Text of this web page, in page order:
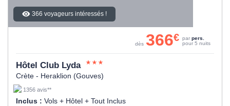
366 voyageurs intéressés !
Hôtel Club Lyda
Crète - Heraklion (Gouves)
1356 avis**
Inclus : Vols + Hôtel + Tout Inclus
dès 366€ par pers.
pour 5 nuits